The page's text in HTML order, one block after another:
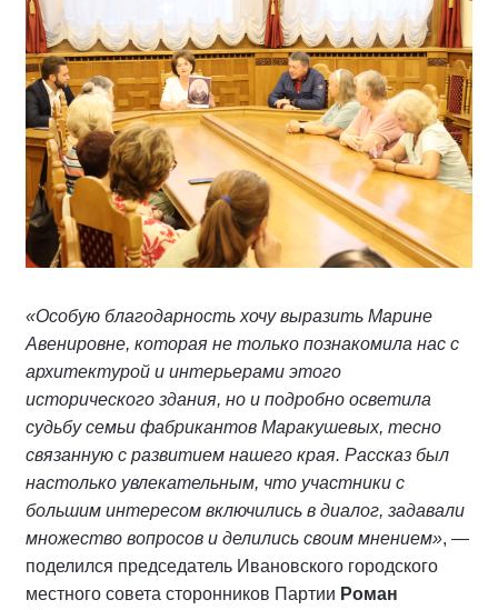
«Особую благодарность хочу выразить Марине
Авенировне, которая не только познакомила нас с
архитектурой и интерьерами этого
исторического здания, но и подробно осветила
судьбу семьи фабрикантов Маракушевых, тесно
связанную с развитием нашего края. Рассказ был
настолько увлекательным, что участники с
большим интересом включились в диалог, задавали
множество вопросов и делились своим мнением», —
поделился председатель Ивановского городского
местного совета сторонников Партии Роман